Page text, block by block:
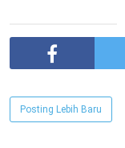
Posting Lebih Baru